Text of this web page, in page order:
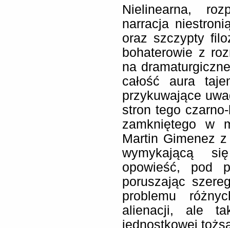
Nielinearna,
narracja
oraz szczypty
bohaterowie z
na
całość aura
przykuwające
stron tego
zamkniętego w
Martin Gimenez
wymykającą
opowieść, pod
poruszając
problemu
alienacji, ale
jednostkowej